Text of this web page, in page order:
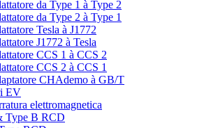
da Type 1 à Type 2
da Type 2 à Type 1
Tesla à J1772
J1772 à Tesla
CCS 1 à CCS 2
CCS 2 à CCS 1
CHAdemo à GB/T
EV
elettromagnetica
Type B RCD